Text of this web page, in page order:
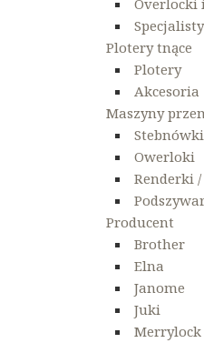
Overlocki
Plotery tnące
Plotery
Akcesoria
Maszyny
Stebnówki
Owerloki
Renderki
Producent
Brother
Elna
Janome
Juki
Merrylock